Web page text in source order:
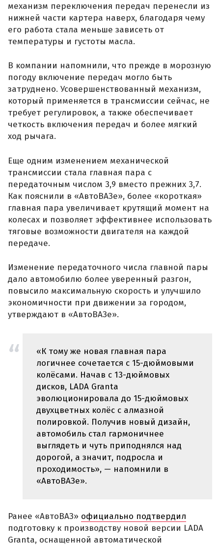
механизм переключения передач перенесли из
нижней части картера наверх, благодаря чему
его работа стала меньше зависеть от
температуры и густоты масла.
В компании напомнили, что прежде в морозную
погоду включение передач могло быть
затруднено. Усовершенствованный механизм,
который применяется в трансмиссии сейчас, не
требует регулировок, а также обеспечивает
четкость включения передач и более мягкий
ход рычага.
Еще одним изменением механической
трансмиссии стала главная пара с
передаточным числом 3,9 вместо прежних 3,7.
Как пояснили в «АвтоВАЗе», более «короткая»
главная пара увеличивает крутящий момент на
колесах и позволяет эффективнее использовать
тяговые возможности двигателя на каждой
передаче.
Изменение передаточного числа главной пары
дало автомобилю более уверенный разгон,
повысило максимальную скорость и улучшило
экономичности при движении за городом,
утверждают в «АвтоВАЗе».
«К тому же новая главная пара
логичнее сочетается с 15-дюймовыми
колёсами. Начав с 13-дюймовых
дисков, LADA Granta
эволюционировала до 15-дюймовых
двухцветных колёс с алмазной
полировкой. Получив новый дизайн,
автомобиль стал гармоничнее
выглядеть и чуть приподнялся над
дорогой, а значит, подросла и
проходимость», — напомнили в
«АвтоВАЗе».
Ранее «АвтоВАЗ» официально подтвердил
подготовку к производству новой версии LADA
Granta, оснащенной автоматической